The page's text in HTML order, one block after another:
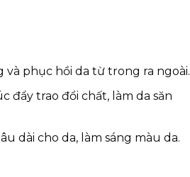
phục hồi da từ trong ra ngoài.
đẩy trao đổi chất, làm da săn
dài cho da, làm sáng màu da.